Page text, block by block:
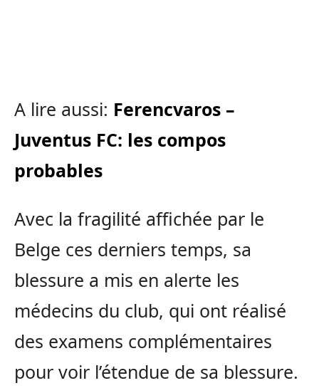
A lire aussi: Ferencvaros –
Juventus FC: les compos
probables
Avec la fragilité affichée par le
Belge ces derniers temps, sa
blessure a mis en alerte les
médecins du club, qui ont réalisé
des examens complémentaires
pour voir l’étendue de sa blessure.